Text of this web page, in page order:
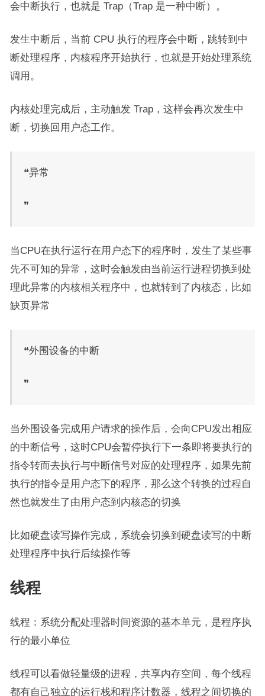
会中断执行，也就是 Trap（Trap 是一种中断）。
发生中断后，当前 CPU 执行的程序会中断，跳转到中
断处理程序，内核程序开始执行，也就是开始处理系统
调用。
内核处理完成后，主动触发 Trap，这样会再次发生中
断，切换回用户态工作。
❝异常
❞
当CPU在执行运行在用户态下的程序时，发生了某些事
先不可知的异常，这时会触发由当前运行进程切换到处
理此异常的内核相关程序中，也就转到了内核态，比如
缺页异常
❝外围设备的中断
❞
当外围设备完成用户请求的操作后，会向CPU发出相应
的中断信号，这时CPU会暂停执行下一条即将要执行的
指令转而去执行与中断信号对应的处理程序，如果先前
执行的指令是用户态下的程序，那么这个转换的过程自
然也就发生了由用户态到内核态的切换
比如硬盘读写操作完成，系统会切换到硬盘读写的中断
处理程序中执行后续操作等
线程
线程：系统分配处理器时间资源的基本单元，是程序执
行的最小单位
线程可以看做轻量级的进程，共享内存空间，每个线程
都有自己独立的运行栈和程序计数器，线程之间切换的